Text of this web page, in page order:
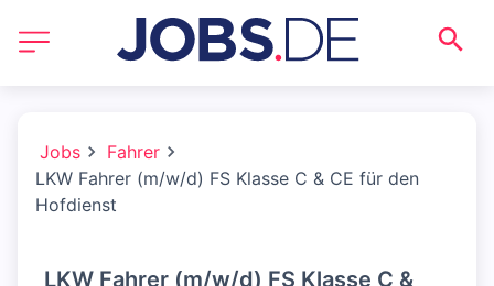
Jobs
Fahrer
LKW Fahrer (m/w/d) FS Klasse C & CE für den
Hofdienst
LKW Fahrer (m/w/d) FS Klasse C &